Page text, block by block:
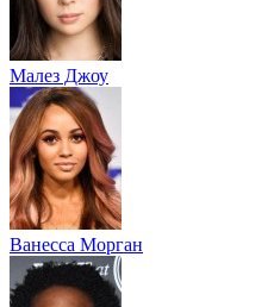
Малез Джоу
Ванесса Морган